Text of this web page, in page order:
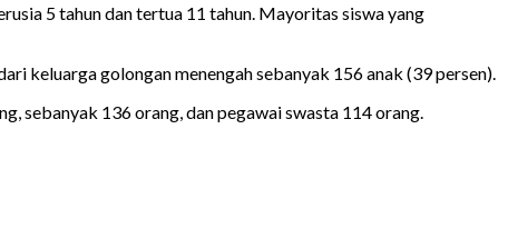
5 tahun dan tertua 11 tahun. Mayoritas siswa yang
keluarga golongan menengah sebanyak 156 anak (39 persen).
sebanyak 136 orang, dan pegawai swasta 114 orang.